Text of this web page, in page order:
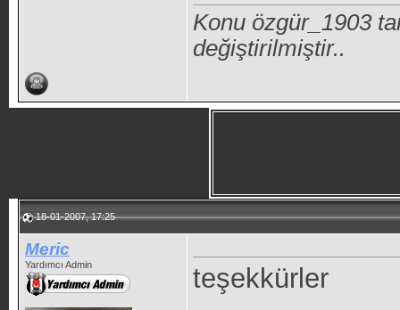
Konu özgür_1903
değiştirilmiştir..
18-01-2007, 17:25
Meric
Yardımcı Admin
teşekkürler